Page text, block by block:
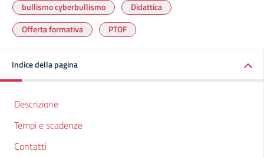
bullismo cyberbullismo
Didattica
Offerta formativa
PTOF
Indice della pagina
Descrizione
Tempi e scadenze
Contatti